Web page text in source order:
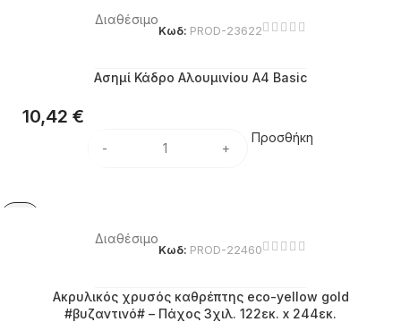
Διαθέσιμο
Κωδ: PROD-23622
Ασημί Κάδρο Αλουμινίου Α4 Basic
10,42 €
Προσθήκη
Διαθέσιμο
Κωδ: PROD-22460
Ακρυλικός χρυσός καθρέπτης eco-yellow gold
#βυζαντινό# – Πάχος 3χιλ. 122εκ. x 244εκ.